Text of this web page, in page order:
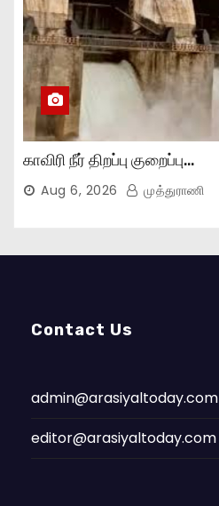
காவிரி நீர் திறப்பு குறைப்பு…
Aug 6, 2026 முத்துராணி
Contact Us
admin@arasiyaltoday.com
editor@arasiyaltoday.com